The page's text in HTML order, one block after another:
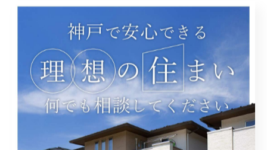
クしましょう。
注意すべき点は、人気のレトロ物件や新築物件は掲載後
すぐに成約となるケースが多いため、スピーディーな問
い合わせや内見予約が重要です。また、写真や間取りだ
けでなく、現地見学で建物の状態や周辺環境を直接確認
することも大切です。特に築年数やリノベーション履
歴、耐震基準など、物件固有のリスクも事前に調べてお